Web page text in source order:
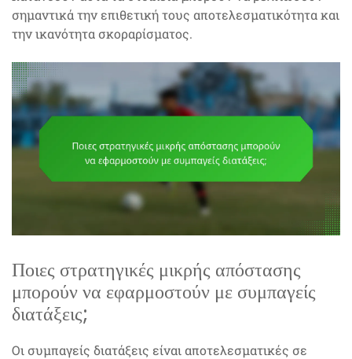
σημαντικά την επιθετική τους αποτελεσματικότητα και
την ικανότητα σκοραρίσματος.
Ποιες στρατηγικές μικρής απόστασης
μπορούν να εφαρμοστούν με συμπαγείς
διατάξεις;
Οι συμπαγείς διατάξεις είναι αποτελεσματικές σε